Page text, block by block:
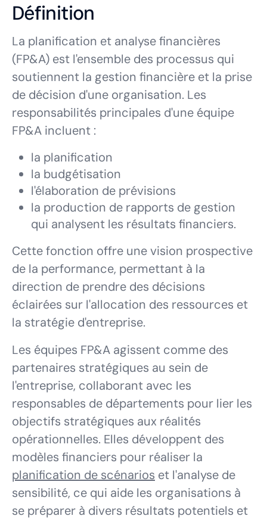
Définition
La planification et analyse financières
(FP&A) est l'ensemble des processus qui
soutiennent la gestion financière et la prise
de décision d'une organisation. Les
responsabilités principales d'une équipe
FP&A incluent :
la planification
la budgétisation
l'élaboration de prévisions
la production de rapports de gestion
qui analysent les résultats financiers.
Cette fonction offre une vision prospective
de la performance, permettant à la
direction de prendre des décisions
éclairées sur l'allocation des ressources et
la stratégie d'entreprise.
Les équipes FP&A agissent comme des
partenaires stratégiques au sein de
l'entreprise, collaborant avec les
responsables de départements pour lier les
objectifs stratégiques aux réalités
opérationnelles. Elles développent des
modèles financiers pour réaliser la
planification de scénarios et l'analyse de
sensibilité, ce qui aide les organisations à
se préparer à divers résultats potentiels et